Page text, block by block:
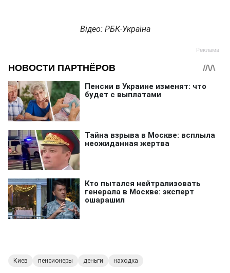
Відео: РБК-Україна
Киев пенсионеры деньги находка